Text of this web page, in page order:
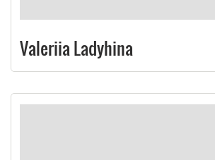
Valeriia Ladyhina